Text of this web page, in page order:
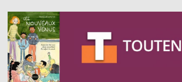
Connexion Inscription